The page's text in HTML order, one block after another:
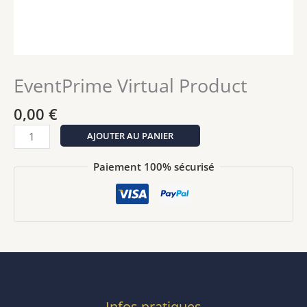
EventPrime Virtual Product
0,00 €
quantité
de
EventPrime
AJOUTER AU PANIER
Paiement 100% sécurisé